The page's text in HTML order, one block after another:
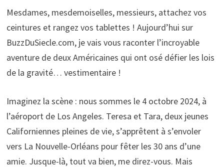
Mesdames, mesdemoiselles, messieurs, attachez vos
ceintures et rangez vos tablettes ! Aujourd’hui sur
BuzzDuSiecle.com, je vais vous raconter l’incroyable
aventure de deux Américaines qui ont osé défier les lois
de la gravité… vestimentaire !
Imaginez la scène : nous sommes le 4 octobre 2024, à
l’aéroport de Los Angeles. Teresa et Tara, deux jeunes
Californiennes pleines de vie, s’apprêtent à s’envoler
vers La Nouvelle-Orléans pour fêter les 30 ans d’une
amie. Jusque-là, tout va bien, me direz-vous. Mais